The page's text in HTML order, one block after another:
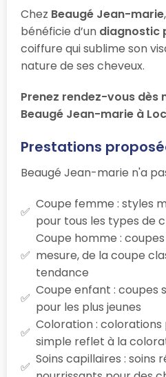
Chez Beaugé Jean-marie
bénéficie d’un diagnostic
coiffure qui sublime son
nature de ses cheveux.
Prenez rendez-vous dès
Beaugé Jean-marie à
Prestations
Beaugé Jean-marie n'a
Coupe femme : styles
pour tous les types de
Coupe homme :
mesure, de la coupe
tendance
Coupe enfant :
pour les plus jeunes
Coloration : colorations
simple reflet à la
Soins capillaires : soins